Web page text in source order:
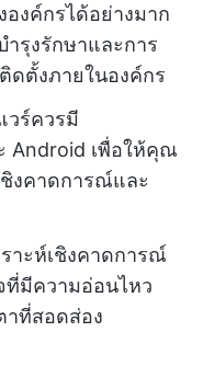
งค์กรได้อย่างมาก
ำรุงรักษาและการ
ดตั้งภายในองค์กร
ร์ควรมี
Android เพื่อให้คุณ
ชิงคาดการณ์และ
ราะห์เชิงคาดการณ์
มีความอ่อนไหว
ที่สอดส่อง